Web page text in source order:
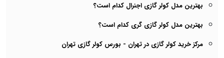
بهترین مدل کولر گازی اجنرال کدام است؟
بهترین مدل کولر گازی گری کدام است؟
مرکز خرید کولر گازی در تهران - بورس کولر گازی تهران